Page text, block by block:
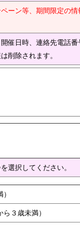
ーン等、期間限定の情
催日時、連絡先電話番
削除されます。
選択してください。
３歳未満）